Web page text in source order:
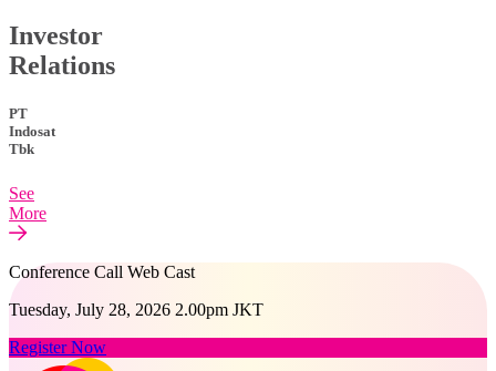
Investor
Relations
PT
Indosat
Tbk
See
More
Conference Call Web Cast
Tuesday, July 28, 2026 2.00pm JKT
Register Now